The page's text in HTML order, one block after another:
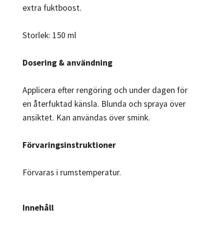
extra fuktboost.
Storlek: 150 ml
Dosering & användning
Applicera efter rengöring och under dagen för
en återfuktad känsla. Blunda och spraya över
ansiktet. Kan användas över smink.
Förvaringsinstruktioner
Förvaras i rumstemperatur.
Innehåll